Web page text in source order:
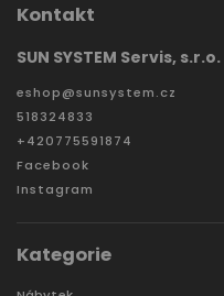
Kontakt
SUN SYSTEM Servis, s.r.o.
eshop@sunsystem.cz
518324833
+420775591874
Facebook
Instagram
Kategorie